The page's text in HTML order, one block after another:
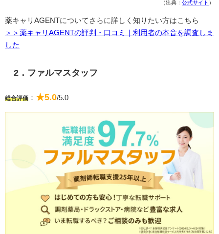
（出典： 公式サイト ）
薬キャリAGENTについてさらに詳しく知りたい方はこちら
＞＞薬キャリAGENTの評判・口コミ｜利用者の本音を調査しま
した
2．ファルマスタッフ
総合評価 ： ★5.0/5.0